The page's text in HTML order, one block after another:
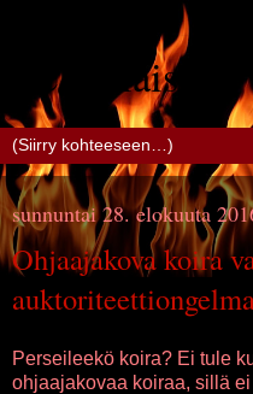
Belgialaiset
sunnuntai 28. elokuuta
Ohjaajakova koira
Perseileekö koira? Ei tule
ohjaajakovaa koiraa, sillä